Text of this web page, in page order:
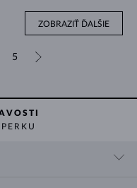
ZOBRAZIŤ ĎALŠIE
5